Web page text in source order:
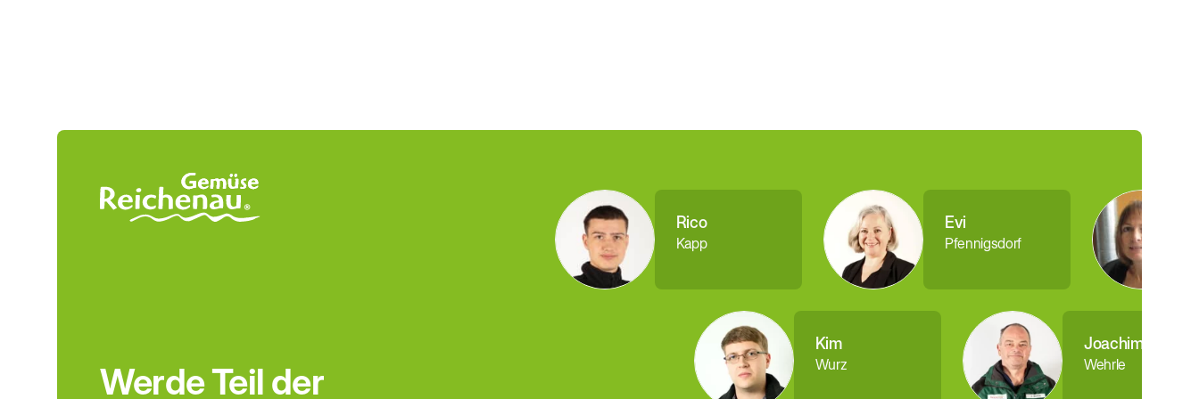
Werde Teil der
Rico
Kapp
Evi
Pfennigsdorf
Kim
Wurz
Joachim
Wehrle